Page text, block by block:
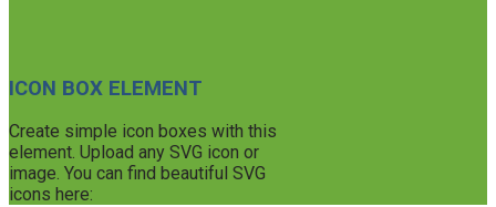
ICON BOX ELEMENT
Create simple icon boxes with this
element. Upload any SVG icon or
image. You can find beautiful SVG
icons here: